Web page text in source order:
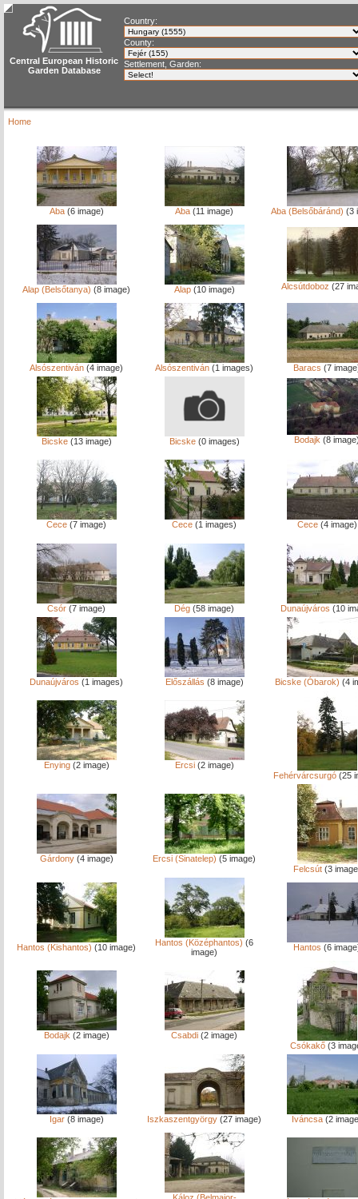
Central European Historic
Garden Database
Country:
County:
Settlement, Garden:
Home
Aba(6 image) Aba (11 image) Aba (Belsőbáránd) (3
Alap (Belsőtanya) (8 image) Alap(10 image) Alcsútdoboz (27
Alsószentiván (4 image) Alsószentiván (1 images) Baracs (7
Bicske(13 image) Bicske(0 images) Bodajk (8
Cece (7 image) Cece (1 images) Cece(4 image)
Csór (7 image) Dég (58 image) Dunaújváros (10
Dunaújváros (1 images) Előszállás (8 image) Bicske (Óbarok) (4
Enying(2 image) Ercsi(2 image)
Fehérvárcsurgó (25
Gárdony(4 image) Ercsi (Sinatelep) (5 image)
Felcsút(3
Hantos (Kishantos) (10 image) Hantos (Középhantos) (6
image)
Hantos (6
Bodajk (2 image) Csabdi (2 image)
Csókakő(3
Igar(8 image) Iszkaszentgyörgy (27 image) Iváncsa (2